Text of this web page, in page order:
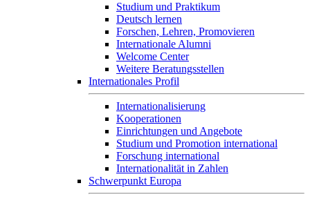
Studium und Praktikum
Deutsch lernen
Forschen, Lehren, Promovieren
Internationale Alumni
Welcome Center
Weitere Beratungsstellen
Internationales Profil
Internationalisierung
Kooperationen
Einrichtungen und Angebote
Studium und Promotion international
Forschung international
Internationalität in Zahlen
Schwerpunkt Europa